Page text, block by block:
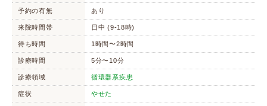
予約の有無 あり
来院時間帯 日中 (9-18時)
待ち時間 1時間〜2時間
診療時間 5分〜10分
診療領域 循環器系疾患
症状 やせた